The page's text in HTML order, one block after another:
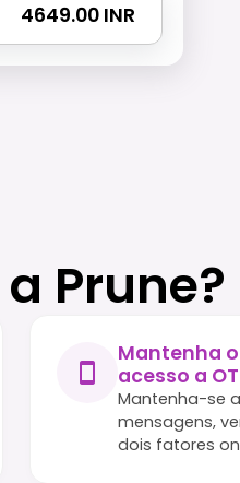
₹ 4649.00 INR
Prune?
Mantenha
acesso a
Mantenha-se
mensagens,
dois fatores